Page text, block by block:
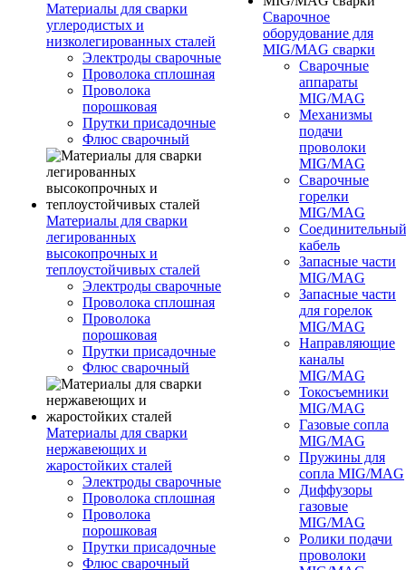
Материалы для сварки
углеродистых и
низколегированных сталей
Электроды сварочные
Проволока сплошная
Проволока
порошковая
Прутки присадочные
Флюс сварочный
Материалы для сварки
легированных
высокопрочных и
теплоустойчивых сталей
Электроды сварочные
Проволока сплошная
Проволока
порошковая
Прутки присадочные
Флюс сварочный
Материалы для сварки
нержавеющих и
жаростойких сталей
Электроды сварочные
Проволока сплошная
Проволока
порошковая
Прутки присадочные
Флюс сварочный
Сварочное
оборудование для
MIG/MAG сварки
Сварочные
аппараты
MIG/MAG
Механизмы
подачи
проволоки
MIG/MAG
Сварочные
горелки
MIG/MAG
Соединительный
кабель
Запасные части
MIG/MAG
Запасные части
для горелок
MIG/MAG
Направляющие
каналы
MIG/MAG
Токосъемники
MIG/MAG
Газовые сопла
MIG/MAG
Пружины для
сопла MIG/MAG
Диффузоры
газовые
MIG/MAG
Ролики подачи
проволоки